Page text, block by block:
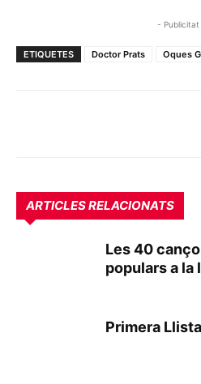
- Publicitat
ETIQUETES Doctor Prats Oques
ARTICLES RELACIONATS
Les 40
populars a la
Primera